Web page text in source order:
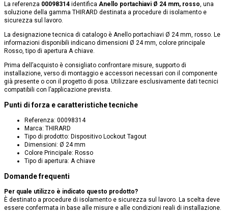
La referenza 00098314 identifica Anello portachiavi Ø 24 mm, rosso, una
soluzione della gamma THIRARD destinata a procedure di isolamento e
sicurezza sul lavoro.
La designazione tecnica di catalogo è Anello portachiavi Ø 24 mm, rosso. Le
informazioni disponibili indicano dimensioni Ø 24 mm, colore principale
Rosso, tipo di apertura A chiave.
Prima dell’acquisto è consigliato confrontare misure, supporto di
installazione, verso di montaggio e accessori necessari con il componente
già presente o con il progetto di posa. Utilizzare esclusivamente dati tecnici
compatibili con l’applicazione prevista.
Punti di forza e caratteristiche tecniche
Referenza: 00098314
Marca: THIRARD
Tipo di prodotto: Dispositivo Lockout Tagout
Dimensioni: Ø 24 mm
Colore Principale: Rosso
Tipo di apertura: A chiave
Domande frequenti
Per quale utilizzo è indicato questo prodotto?
È destinato a procedure di isolamento e sicurezza sul lavoro. La scelta deve
essere confermata in base alle misure e alle condizioni reali di installazione.